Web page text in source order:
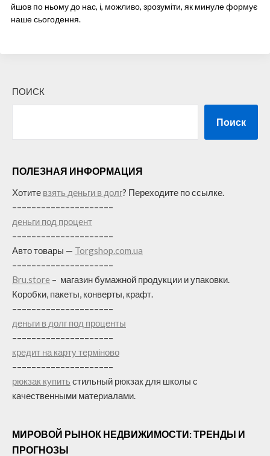
йшов по ньому до нас, і, можливо, зрозуміти, як минуле формує
наше сьогодення.
ПОИСК
Поиск
ПОЛЕЗНАЯ ИНФОРМАЦИЯ
Хотите взять деньги в долг? Переходите по ссылке.
–––––––––––––––––––––
деньги под процент
–––––––––––––––––––––
Авто товары — Torgshop.com.ua
–––––––––––––––––––––
Bru.store – магазин бумажной продукции и упаковки.
Коробки, пакеты, конверты, крафт.
–––––––––––––––––––––
деньги в долг под проценты
–––––––––––––––––––––
кредит на карту терміново
–––––––––––––––––––––
рюкзак купить стильный рюкзак для школы с
качественными материалами.
МИРОВОЙ РЫНОК НЕДВИЖИМОСТИ: ТРЕНДЫ И
ПРОГНОЗЫ